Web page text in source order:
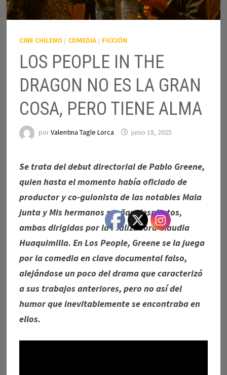
CINE CHILENO / COMEDIA/ FICCIÓN
LOS PEOPLE IN THE
DRAGON NO ES LA GRAN
COSA, PERO TIENE ALMA
porValentina Tagle Lorca junio 18, 2025
Se trata del debut directorial de Pablo Greene,
quien hasta el momento había oficiado de
productor y co-guionista de las notables Mala
junta y Mis hermanos sueñan despiertos,
ambas dirigidas por la realizadora Claudia
Huaquimilla. En Los People, Greene se la juega
por la comedia en clave documental falso,
alejándose un poco del drama que caracterizó
a sus trabajos anteriores, pero no así del
humor que inevitablemente se encontraba en
ellos.